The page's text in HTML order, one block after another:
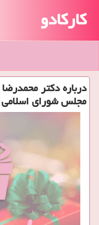
کارکادو
درباره دكتر محمدرضا
مجلس شورای اسلامی